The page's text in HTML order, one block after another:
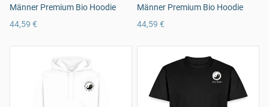
Männer Premium Bio Hoodie
44,59 €
Männer Premium Bio Hoodie
44,59 €